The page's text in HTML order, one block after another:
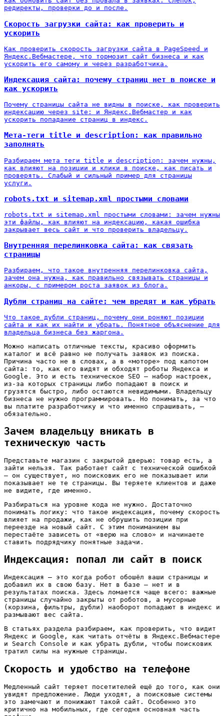
редиректы, проверки до и после.
Скорость загрузки сайта: как проверить и
ускорить
Как проверить скорость загрузки сайта в PageSpeed и
Яндекс.Вебмастере, что тормозит сайт бизнеса и как
ускорить его самому и через разработчика.
Индексация сайта: почему страниц нет в поиске и
как ускорить
Почему страницы сайта не видны в поиске, как проверить
индексацию через site: и Яндекс.Вебмастер и как
ускорить попадание страниц в индекс.
Мета-теги title и description: как правильно
заполнять
Разбираем мета теги title и description: зачем нужны,
как влияют на позиции и клики в поиске, как писать и
проверять. Слабый и сильный пример для страницы
услуги.
robots.txt и sitemap.xml простыми словами
robots.txt и sitemap.xml простыми словами: зачем нужны
эти файлы, как влияют на индексацию, какая ошибка
закрывает весь сайт и что проверить владельцу.
Внутренняя перелинковка сайта: как связать
страницы
Разбираем, что такое внутренняя перелинковка сайта,
зачем она нужна, как правильно связывать страницы и
анкоры, с примером роста заявок из блога.
Дубли страниц на сайте: чем вредят и как убрать
Что такое дубли страниц, почему они роняют позиции
сайта и как их найти и убрать. Понятное объяснение для
владельца бизнеса без жаргона.
Можно написать отличные тексты, красиво оформить
каталог и всё равно не получать заявок из поиска.
Причина часто не в словах, а в «моторе» под капотом
сайта: то, как его видят и обходят роботы Яндекса и
Google. Это и есть техническое SEO — набор настроек,
из-за которых страницы либо попадают в поиск и
грузятся быстро, либо остаются невидимыми. Владельцу
бизнеса не нужно программировать. Но понимать, за что
вы платите разработчику и что именно спрашивать, —
обязательно.
Зачем владельцу вникать в
техническую часть
Представьте магазин с закрытой дверью: товар есть, а
зайти нельзя. Так работает сайт с технической ошибкой
— он существует, но поисковик его не показывает или
показывает не те страницы. Вы теряете клиентов и даже
не видите, где именно.
Разбираться на уровне кода не нужно. Достаточно
понимать логику: что такое индексация, почему скорость
влияет на продажи, как не обрушить позиции при
переезде на новый сайт. С этим пониманием вы
перестаёте зависеть от «верю на слово» и начинаете
ставить подрядчику понятные задачи.
Индексация: попал ли сайт в поиск
Индексация — это когда робот обошёл ваши страницы и
добавил их в свою базу. Нет в базе — нет и в
результатах поиска. Здесь ломается чаще всего: важные
страницы случайно закрыты от роботов, а мусорные
(корзина, фильтры, дубли) наоборот попадают в индекс и
размывают вес сайта.
В статьях раздела разбираем, как проверить, что видит
Яндекс и Google, как читать отчёты в Яндекс.Вебмастере
и Search Console и как убрать дубли, чтобы поисковик
тратил силы на нужные страницы.
Скорость и удобство на телефоне
Медленный сайт теряет посетителей ещё до того, как они
увидят предложение. Люди уходят, а поисковые системы
это замечают и понижают такой сайт. Особенно это
критично на мобильных, где сегодня основная часть